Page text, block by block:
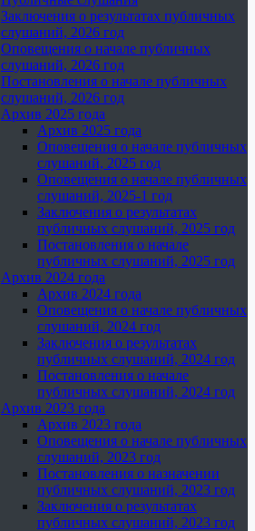
Заключения о результатах публичных
слушаний, 2026 год
Оповещения о начале публичных
слушаний, 2026 год
Постановления о начале публичных
слушаний, 2026 год
Архив 2025 года
Архив 2025 года
Оповещения о начале публичных
слушаний, 2025 год
Оповещения о начале публичных
слушаний, 2025-1 год
Заключения о результатах
публичных слушаний, 2025 год
Постановления о начале
публичных слушаний, 2025 год
Архив 2024 года
Архив 2024 года
Оповещения о начале публичных
слушаний, 2024 год
Заключения о результатах
публичных слушаний, 2024 год
Постановления о начале
публичных слушаний, 2024 год
Архив 2023 года
Архив 2023 года
Оповещения о начале публичных
слушаний, 2023 год
Постановления о назначении
публичных слушаний, 2023 год
Заключения о результатах
публичных слушаний, 2023 год